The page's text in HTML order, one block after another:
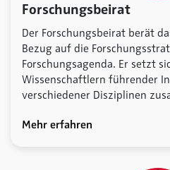
Forschungsbeirat
Der Forschungsbeirat berät
Bezug auf die
Forschungsagenda. Er setzt
Wissenschaftlern führender
verschiedener Disziplinen
Mehr erfahren